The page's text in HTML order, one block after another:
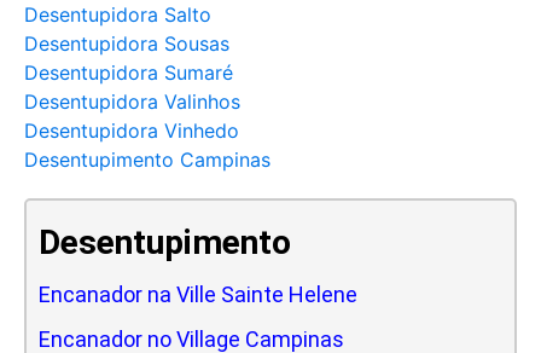
Desentupidora Salto
Desentupidora Sousas
Desentupidora Sumaré
Desentupidora Valinhos
Desentupidora Vinhedo
Desentupimento Campinas
Desentupimento
Encanador na Ville Sainte Helene
Encanador no Village Campinas